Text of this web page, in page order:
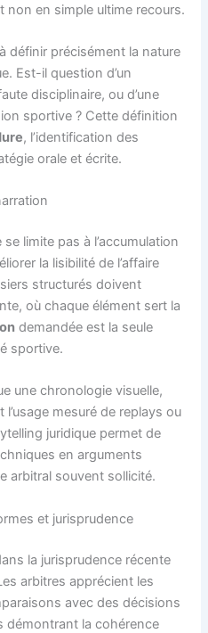
en simple ultime recours.
définir précisément la nature
Est-il question d’un
disciplinaire, ou d’une
sportive ? Cette définition
, l’identification des
orale et écrite.
limite pas à l’accumulation
la lisibilité de l’affaire
structurés doivent
où chaque élément sert la
demandée est la seule
sportive.
une chronologie visuelle,
mesuré de replays ou
juridique permet de
en arguments
arbitral souvent sollicité.
et jurisprudence
la jurisprudence récente
arbitres apprécient les
avec des décisions
démontrant la cohérence